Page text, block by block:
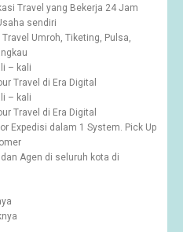
Travel yang Bekerja 24 Jam
sendiri
Umroh, Tiketing, Pulsa,
– kali
Travel di Era Digital
– kali
Travel di Era Digital
Expedisi dalam 1 System. Pick Up
Agen di seluruh kota di